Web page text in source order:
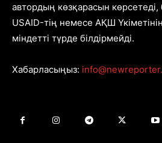
автордың көзқарасын көрсетеді,
USAID-тің немесе АҚШ
міндетті түрде білдірмейді.
Хабарласыңыз: